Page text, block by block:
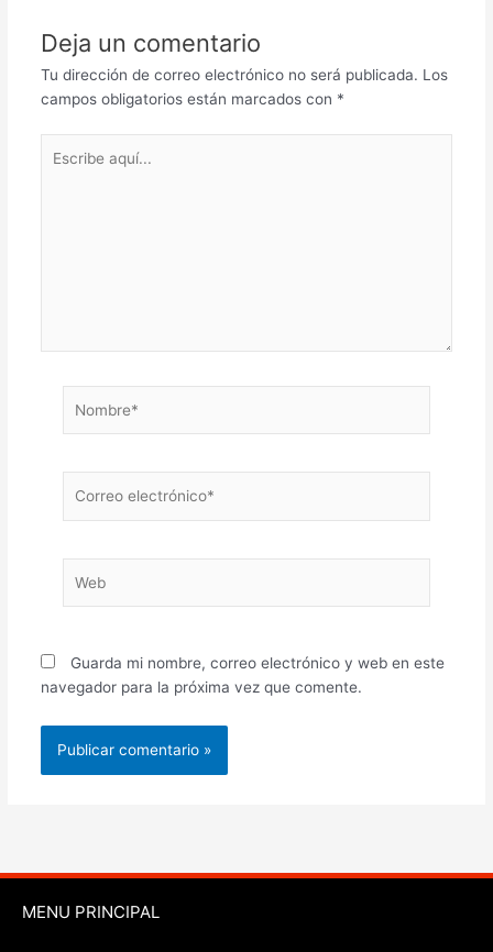
Deja un comentario
Tu dirección de correo electrónico no será publicada. Los
campos obligatorios están marcados con *
aquí...
electrónico*
Guarda mi nombre, correo electrónico y web en este
navegador para la próxima vez que comente.
MENU PRINCIPAL